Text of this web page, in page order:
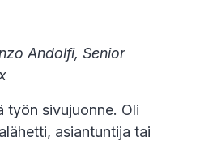
Andolfi, Senior
työn sivujuonne. Oli
asiantuntija tai